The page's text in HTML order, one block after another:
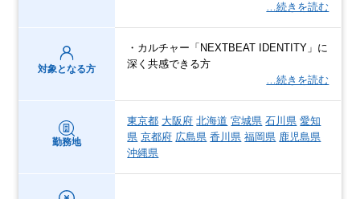
…続きを読む
対象となる方
・カルチャー「NEXTBEAT IDENTITY」に
深く共感できる方
…続きを読む
勤務地
東京都 大阪府 北海道 宮城県 石川県 愛知
県 京都府 広島県 香川県 福岡県 鹿児島県
沖縄県